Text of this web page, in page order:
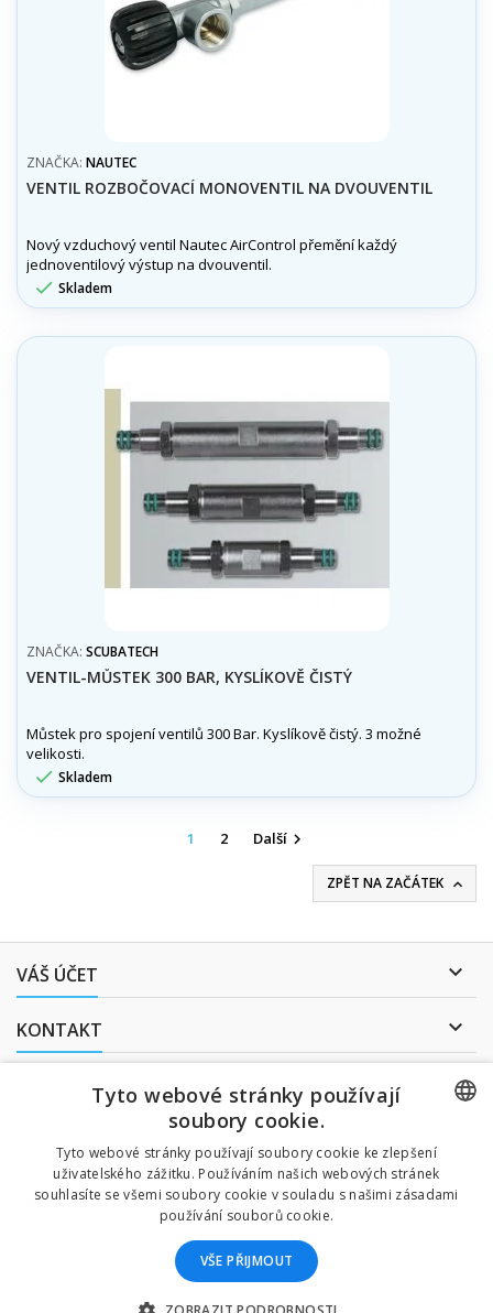
ZNAČKA: NAUTEC
VENTIL ROZBOČOVACÍ MONOVENTIL NA DVOUVENTIL
Nový vzduchový ventil Nautec AirControl přemění každý
jednoventilový výstup na dvouventil.
 Skladem
ZNAČKA: SCUBATECH
VENTIL-MŮSTEK 300 BAR, KYSLÍKOVĚ ČISTÝ
Můstek pro spojení ventilů 300 Bar. Kyslíkově čistý. 3 možné
velikosti.
 Skladem
1 2 Další
ZPĚT NA ZAČÁTEK 
VÁŠ ÚČET 
KONTAKT 
ODBĚR NOVINEK
Uděluji souhlas se
zpracováním osobních údajů.
Všechny uvedené ceny jsou včetně daně.
CZECH
CZECH
Tyto webové stránky používají
soubory cookie.
Tyto webové stránky používají soubory cookie ke zlepšení
uživatelského zážitku. Používáním našich webových stránek
souhlasíte se všemi soubory cookie v souladu s našimi zásadami
používání souborů cookie.
VŠE PŘIJMOUT